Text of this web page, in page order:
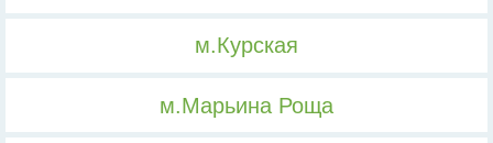
м.Курская
м.Марьина Роща